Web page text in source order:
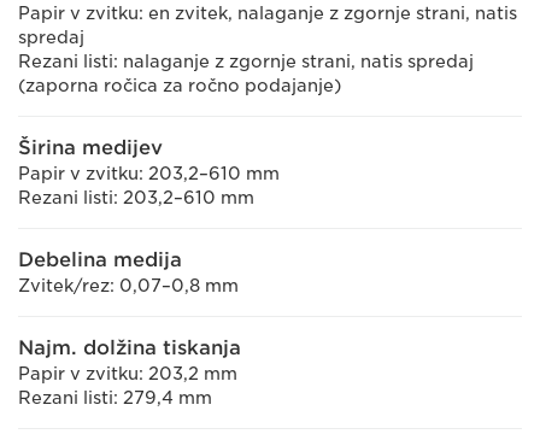
Papir v zvitku: en zvitek, nalaganje z zgornje strani, natis
spredaj
Rezani listi: nalaganje z zgornje strani, natis spredaj
(zaporna ročica za ročno podajanje)
Širina medijev
Papir v zvitku: 203,2–610 mm
Rezani listi: 203,2–610 mm
Debelina medija
Zvitek/rez: 0,07–0,8 mm
Najm. dolžina tiskanja
Papir v zvitku: 203,2 mm
Rezani listi: 279,4 mm